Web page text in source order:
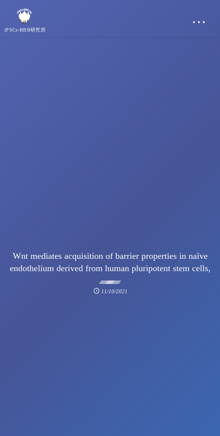
iPSCs-BBB研究所
…
Wnt mediates acquisition of barrier properties in naïve
endothelium derived from human pluripotent stem cells,
11/10/2021